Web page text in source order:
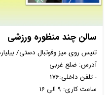
سالن چند منظوره ورزشی
تنیس روی میز وفوتبال دستی/
آدرس: ضلع غربی
- تلفن داخلی:176
ساعت کاری: 9 الی 16